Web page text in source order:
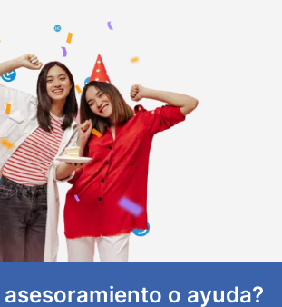
o ayuda?